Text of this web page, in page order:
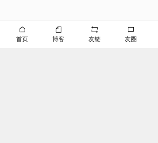
首页 博客 友链 友圈